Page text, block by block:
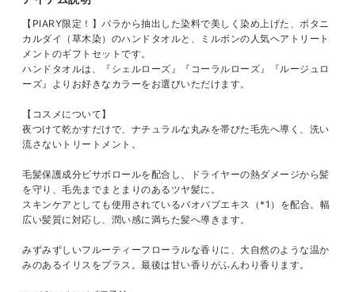
【PIARY限定！】バラから抽出した染料で美しく染め上げた、ボタニ
カルダイ（草木染）のハンドタオルと、ミルボンの人気ヘアトリート
メントのギフトセットです。
ハンドタオルは、『シェルローズ』『コーラルローズ』『ルージュロ
ーズ』よりお好きなカラーをお選びいただけます。
【コスメについて】
夜つけて乾かすだけで、ナチュラルな丸みを帯びた毛先へ導く、洗い
流さないトリートメント。
毛髪保護成分ビサボロールを配合し、ドライヤーの熱ダメージから髪
を守り、毛先までまとまりのあるツヤ髪に。
スキンケアとしても使用されているバオバブエキス（*1）を配合。幅
広い髪質に対応し、潤い感に満ちた髪へ導きます。
みずみずしいフルーティーフローラルな香りに、大自然のような温か
みのあるイリスをプラス。最後は甘い香りがふんわり香ります。